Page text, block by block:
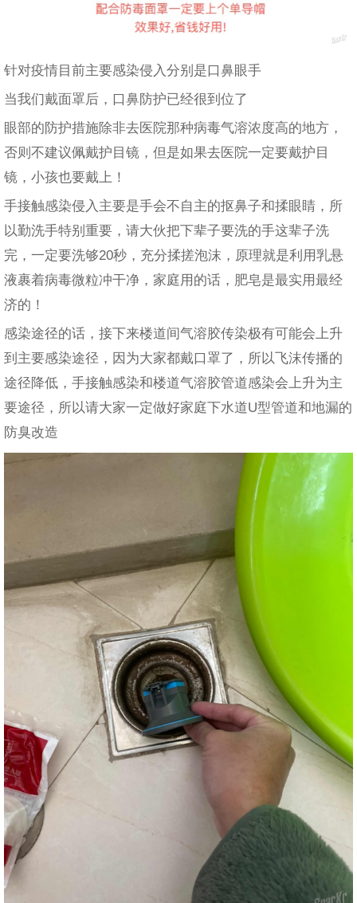
针对疫情目前主要感染侵入分别是口鼻眼手
当我们戴面罩后，口鼻防护已经很到位了
眼部的防护措施除非去医院那种病毒气溶浓度高的地方，
否则不建议佩戴护目镜，但是如果去医院一定要戴护目
镜，小孩也要戴上！
手接触感染侵入主要是手会不自主的抠鼻子和揉眼睛，所
以勤洗手特别重要，请大伙把下辈子要洗的手这辈子洗
完，一定要洗够20秒，充分揉搓泡沫，原理就是利用乳悬
液裹着病毒微粒冲干净，家庭用的话，肥皂是最实用最经
济的！
感染途径的话，接下来楼道间气溶胶传染极有可能会上升
到主要感染途径，因为大家都戴口罩了，所以飞沫传播的
途径降低，手接触感染和楼道气溶胶管道感染会上升为主
要途径，所以请大家一定做好家庭下水道U型管道和地漏的
防臭改造